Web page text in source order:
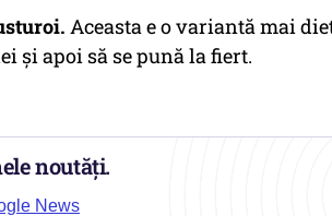
Aceasta e o variantă mai
şi apoi să se pună la fiert.
noutăți.
News